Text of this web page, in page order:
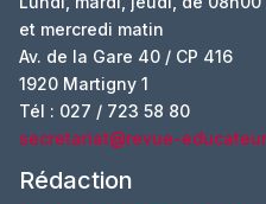
et mercredi matin
Av. de la Gare 40 / CP 416
1920 Martigny 1
Tél : 027 / 723 58 80
secretariat@revue-
Rédaction